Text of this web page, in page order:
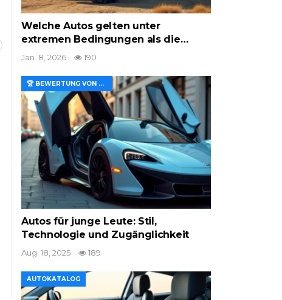
Welche Autos gelten unter
extremen Bedingungen als die…
Jan. 8, 2026 190
🏆 BEWERTUNG VON MERKMALEN UND WERT
Autos für junge Leute: Stil,
Technologie und Zugänglichkeit
Aug. 18, 2025 189
AUTOKATALOG